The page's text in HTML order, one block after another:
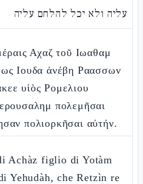
עליה ולא יכל להלחם עליה
Αχαζ τοῦ Ιωαθαμ
Ιουδα ἀνέβη Ραασσων
υἱὸς Ρομελιου
πολεμῆσαι
πολιορκῆσαι αὐτήν.
Achàz figlio di Yotàm
Yehudàh, che Retzìn re